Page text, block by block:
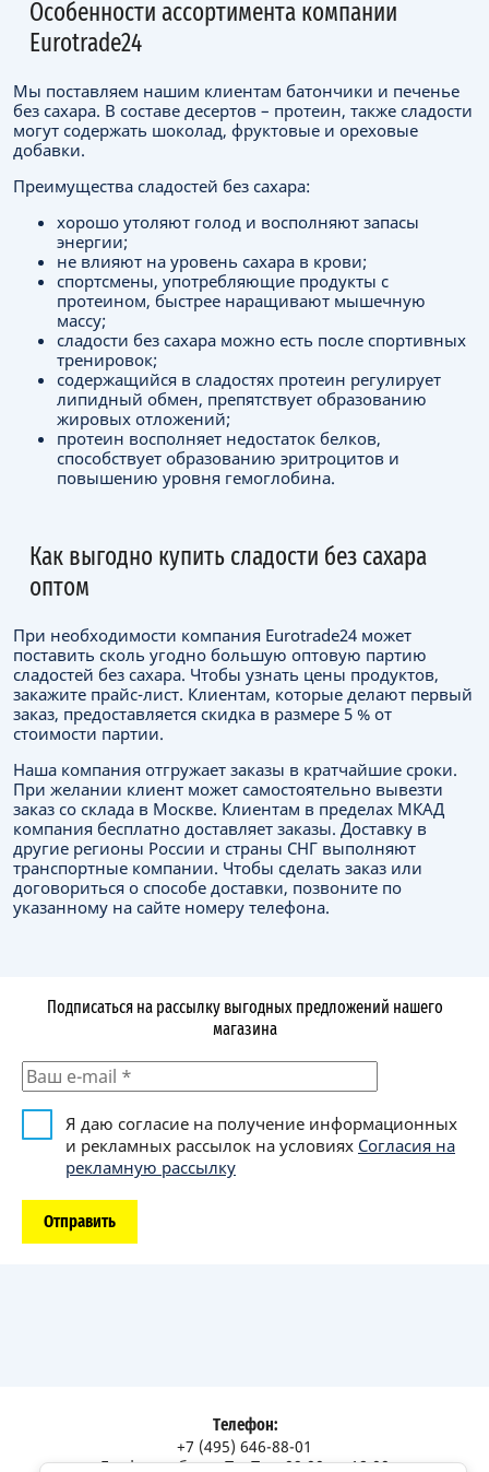
Особенности ассортимента компании
Eurоtrade24
Мы поставляем нашим клиентам батончики и печенье
без сахара. В составе десертов – протеин, также сладости
могут содержать шоколад, фруктовые и ореховые
добавки.
Преимущества сладостей без сахара:
хорошо утоляют голод и восполняют запасы
энергии;
не влияют на уровень сахара в крови;
спортсмены, употребляющие продукты с
протеином, быстрее наращивают мышечную
массу;
сладости без сахара можно есть после спортивных
тренировок;
содержащийся в сладостях протеин регулирует
липидный обмен, препятствует образованию
жировых отложений;
протеин восполняет недостаток белков,
способствует образованию эритроцитов и
повышению уровня гемоглобина.
Как выгодно купить сладости без сахара
оптом
При необходимости компания Eurоtrade24 может
поставить сколь угодно большую оптовую партию
сладостей без сахара. Чтобы узнать цены продуктов,
закажите прайс-лист. Клиентам, которые делают первый
заказ, предоставляется скидка в размере 5 % от
стоимости партии.
Наша компания отгружает заказы в кратчайшие сроки.
При желании клиент может самостоятельно вывезти
заказ со склада в Москве. Клиентам в пределах МКАД
компания бесплатно доставляет заказы. Доставку в
другие регионы России и страны СНГ выполняют
транспортные компании. Чтобы сделать заказ или
договориться о способе доставки, позвоните по
указанному на сайте номеру телефона.
Подписаться на рассылку выгодных предложений нашего
магазина
Я даю согласие на получение информационных
и рекламных рассылок на условиях Согласия на
рекламную рассылку
Отправить
Телефон:
+7 (495) 646-88-01
График работы: Пн-Пт с 09:00 до 18:00